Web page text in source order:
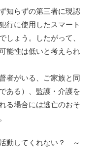
知らずの第三者に現認
行に使用したスマート
しょう。したがって、
能性は低いと考えられ
者がいる、ご家族と同
ある）、監護・介護を
る場合には逃亡のおそ
動してくれない？ ～